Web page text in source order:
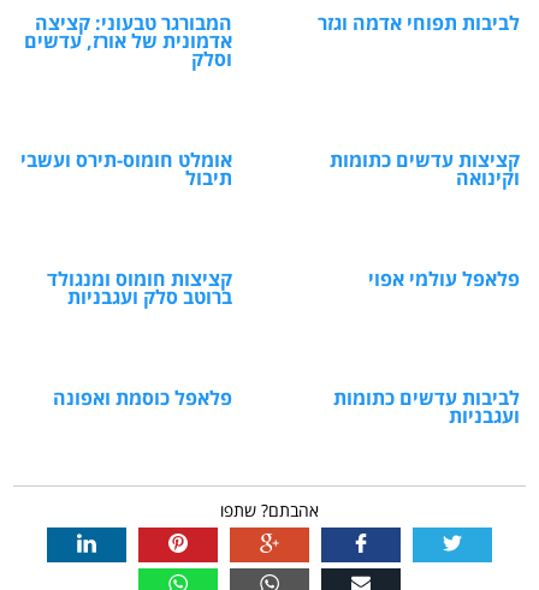
לביבות תפוחי אדמה וגזר המבורגר טבעוני: קציצה
אדמונית של אורז, עדשים
וסלק
קציצות עדשים כתומות
וקינואה
אומלט חומוס-תירס ועשבי
תיבול
פלאפל עולמי אפוי קציצות חומוס ומנגולד
ברוטב סלק ועגבניות
לביבות עדשים כתומות
ועגבניות
פלאפל כוסמת ואפונה
אהבתם? שתפו